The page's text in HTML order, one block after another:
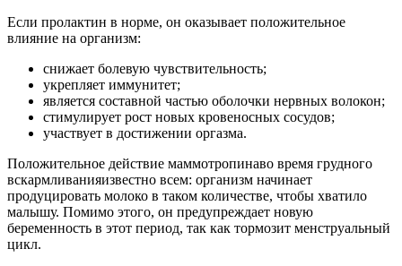
Если пролактин в норме, он оказывает положительное
влияние на организм:
снижает болевую чувствительность;
укрепляет иммунитет;
является составной частью оболочки нервных волокон;
стимулирует рост новых кровеносных сосудов;
участвует в достижении оргазма.
Положительное действие маммотропинаво время грудного
вскармливанияизвестно всем: организм начинает
продуцировать молоко в таком количестве, чтобы хватило
малышу. Помимо этого, он предупреждает новую
беременность в этот период, так как тормозит менструальный
цикл.